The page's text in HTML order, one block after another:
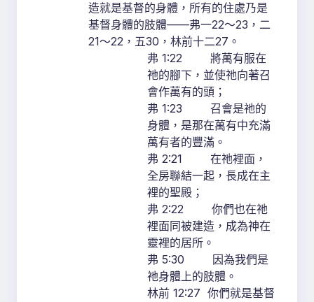
造就是基督的身體，所有的住處乃是
基督身體的肢體——弗一22～23，二
21～22，五30，林前十二27。
弗 1:22 將萬有服在
祂的腳下，並使祂向著召
會作萬有的頭；
弗 1:23 召會是祂的
身體，是那在萬有中充滿
萬有者的豐滿。
弗 2:21 在祂裡面，
全房聯結一起，長成在主
裡的聖殿；
弗 2:22 你們也在祂
裡面同被建造，成為神在
靈裡的居所。
弗 5:30 因為我們是
祂身體上的肢體。
林前 12:27 你們就是基督